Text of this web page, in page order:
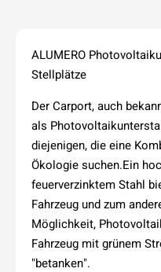
ALUMERO
Stellplätze
Der Carport, auch
als
diejenigen, die eine
Ökologie suchen.Ein
feuerverzinktem Stahl
Fahrzeug und zum
Möglichkeit,
Fahrzeug mit grünem
"betanken".